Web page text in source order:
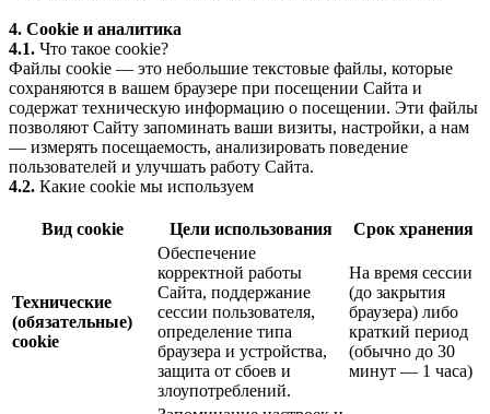
4. Cookie и аналитика
4.1. Что такое cookie?
Файлы cookie — это небольшие текстовые файлы, которые
сохраняются в вашем браузере при посещении Сайта и
содержат техническую информацию о посещении. Эти файлы
позволяют Сайту запоминать ваши визиты, настройки, а нам
— измерять посещаемость, анализировать поведение
пользователей и улучшать работу Сайта.
4.2. Какие cookie мы используем
Вид cookie Цели использования Срок хранения
Технические
(обязательные)
cookie
Обеспечение
корректной работы
Сайта, поддержание
сессии пользователя,
определение типа
браузера и устройства,
защита от сбоев и
злоупотреблений.
На время сессии
(до закрытия
браузера) либо
краткий период
(обычно до 30
минут — 1 часа)